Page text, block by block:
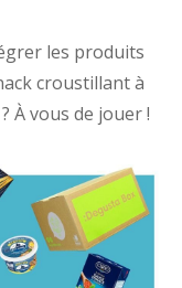
les produits
croustillant à
À vous de jouer !